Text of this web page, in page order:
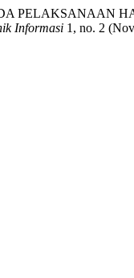
PELAKSANAAN
Informasi 1, no. 2